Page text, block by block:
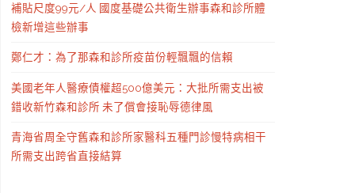
補貼尺度99元/人 國度基礎公共衛生辦事森和診所體
檢新增這些辦事
鄭仁才：為了那森和診所疫苗份輕飄飄的信賴
美國老年人醫療債權超500億美元：大批所需支出被
錯收新竹森和診所 未了償會接恥辱德律風
青海省周全守舊森和診所家醫科五種門診慢特病相干
所需支出跨省直接結算